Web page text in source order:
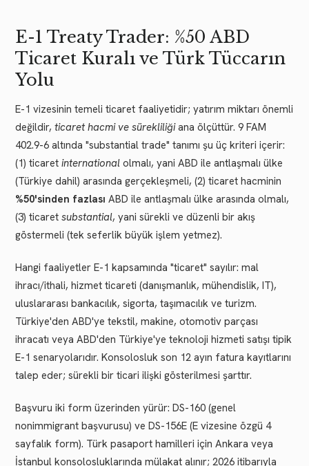
E-1 Treaty Trader: %50 ABD
Ticaret Kuralı ve Türk Tüccarın
Yolu
E-1 vizesinin temeli ticaret faaliyetidir; yatırım miktarı önemli
değildir, ticaret hacmi ve sürekliliğiana ölçüttür. 9 FAM
402.9-6 altında "substantial trade" tanımı şu üç kriteri içerir:
(1) ticaret international olmalı, yani ABD ile antlaşmalı ülke
(Türkiye dahil) arasında gerçekleşmeli, (2) ticaret hacminin
%50'sinden fazlası ABD ile antlaşmalı ülke arasında olmalı,
(3) ticaret substantial, yani sürekli ve düzenli bir akış
göstermeli (tek seferlik büyük işlem yetmez).
Hangi faaliyetler E-1 kapsamında "ticaret" sayılır: mal
ihracı/ithali, hizmet ticareti (danışmanlık, mühendislik, IT),
uluslararası bankacılık, sigorta, taşımacılık ve turizm.
Türkiye'den ABD'ye tekstil, makine, otomotiv parçası
ihracatı veya ABD'den Türkiye'ye teknoloji hizmeti satışı tipik
E-1 senaryolarıdır. Konsolosluk son 12 ayın fatura kayıtlarını
talep eder; sürekli bir ticari ilişki gösterilmesi şarttır.
Başvuru iki form üzerinden yürür: DS-160 (genel
nonimmigrant başvurusu) ve DS-156E (E vizesine özgü 4
sayfalık form). Türk pasaport hamilleri için Ankara veya
İstanbul konsolosluklarında mülakat alınır; 2026 itibarıyla